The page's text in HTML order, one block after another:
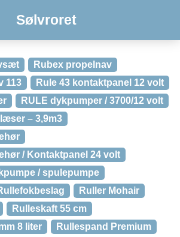
Sølvroret
Rubex propelnav
113
Rule 43 kontaktpanel 12 volt
RULE dykpumper / 3700/12 volt
– 3,9m3
/ Kontaktpanel 24 volt
/ spulepumpe
Ruller Mohair
Rulleskaft 55 cm
8 liter
Rullespand Premium